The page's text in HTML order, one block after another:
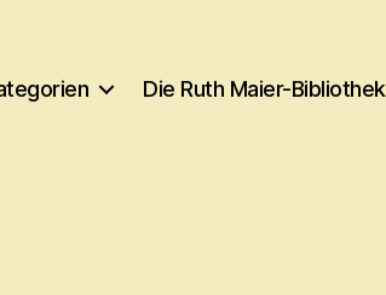
Die Ruth Maier-Bibliothek